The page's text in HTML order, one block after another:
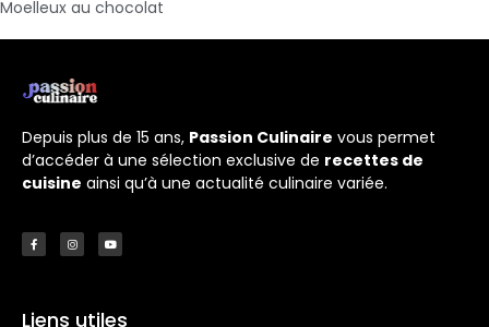
Moelleux au chocolat
Depuis plus de 15 ans, Passion Culinaire vous permet
d’accéder à une sélection exclusive de recettes de
cuisine ainsi qu’à une actualité culinaire variée.
Liens utiles